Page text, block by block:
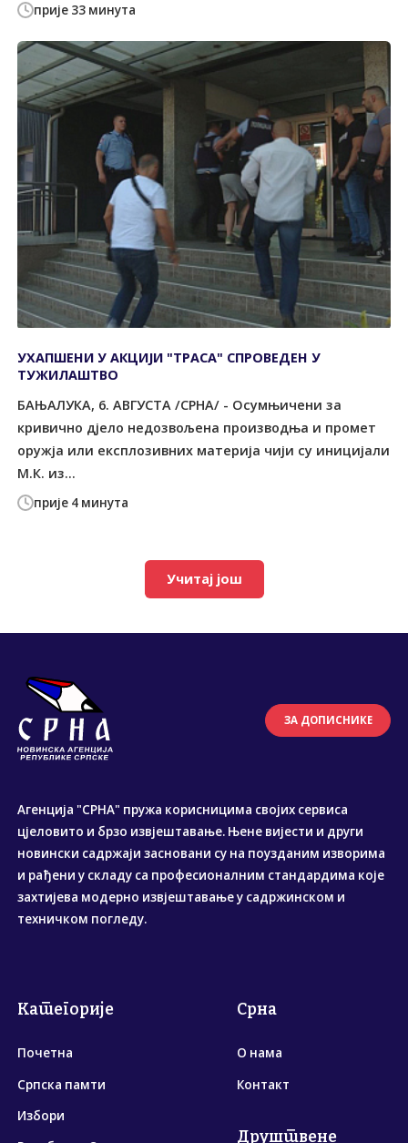
прије 33 минута
прије 4 минута
УХАПШЕНИ У АКЦИЈИ "ТРАСА" СПРОВЕДЕН У
ТУЖИЛАШТВО
БАЊАЛУКА, 6. АВГУСТА /СРНА/ - Осумњичени за
кривично дјело недозвољена производња и промет
оружја или експлозивних материја чији су иницијали
М.К. из...
Учитај још
ЗА ДОПИСНИКЕ
Агенција "СРНА" пружа корисницима својих сервиса
цјеловито и брзо извјештавање. Њене вијести и други
новински садржаји засновани су на поузданим изворима
и рађени у складу са професионалним стандардима које
захтијева модерно извјештавање у садржинском и
техничком погледу.
Категорије
Почетна
Српска памти
Избори
Срна
О нама
Контакт
Друштвене